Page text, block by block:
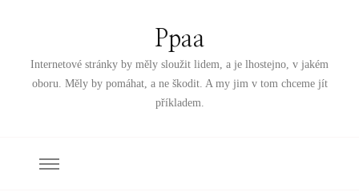
Ppaa
Internetové stránky by měly sloužit lidem, a je lhostejno, v jakém
oboru. Měly by pomáhat, a ne škodit. A my jim v tom chceme jít
příkladem.